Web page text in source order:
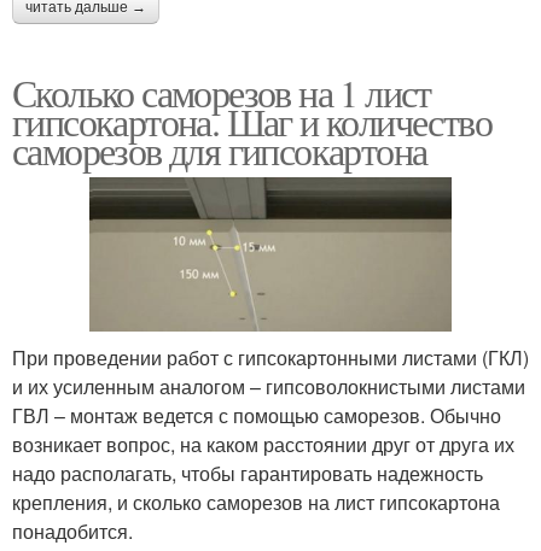
читать дальше →
Сколько саморезов на 1 лист
гипсокартона. Шаг и количество
саморезов для гипсокартона
При проведении работ с гипсокартонными листами (ГКЛ)
и их усиленным аналогом – гипсоволокнистыми листами
ГВЛ – монтаж ведется с помощью саморезов. Обычно
возникает вопрос, на каком расстоянии друг от друга их
надо располагать, чтобы гарантировать надежность
крепления, и сколько саморезов на лист гипсокартона
понадобится.